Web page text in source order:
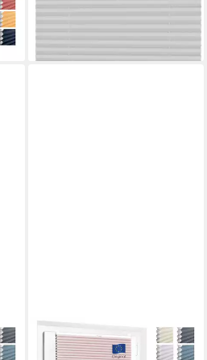
DOMDECO
Wabenplissee Thermo Plissee